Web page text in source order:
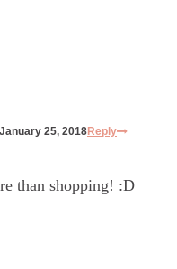
January 25, 2018Reply
than shopping! :D